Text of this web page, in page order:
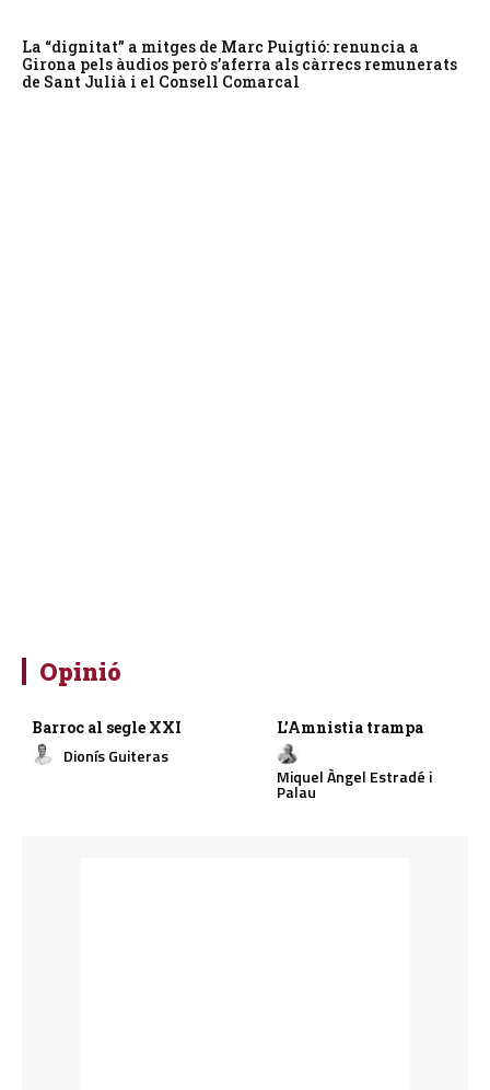
La “dignitat” a mitges de Marc Puigtió: renuncia a
Girona pels àudios però s’aferra als càrrecs remunerats
de Sant Julià i el Consell Comarcal
Opinió
Barroc al segle XXI
Dionís Guiteras
L’Amnistia trampa
Miquel Àngel Estradé i
Palau